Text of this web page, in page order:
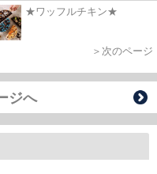
★ワッフルチキン★
＞次のページ
ジへ